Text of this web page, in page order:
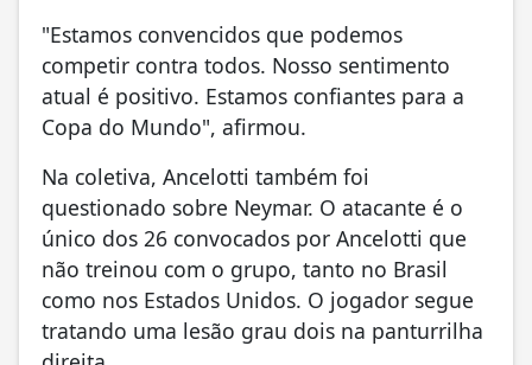
"Estamos convencidos que podemos
competir contra todos. Nosso sentimento
atual é positivo. Estamos confiantes para a
Copa do Mundo", afirmou.
Na coletiva, Ancelotti também foi
questionado sobre Neymar. O atacante é o
único dos 26 convocados por Ancelotti que
não treinou com o grupo, tanto no Brasil
como nos Estados Unidos. O jogador segue
tratando uma lesão grau dois na panturrilha